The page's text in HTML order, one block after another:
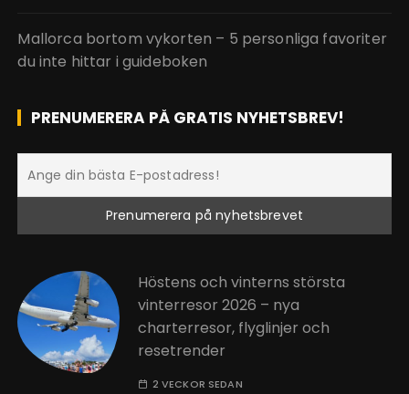
Mallorca bortom vykorten – 5 personliga favoriter
du inte hittar i guideboken
PRENUMERERA PÅ GRATIS NYHETSBREV!
Höstens och vinterns största
vinterresor 2026 – nya
charterresor, flyglinjer och
resetrender
2 VECKOR SEDAN